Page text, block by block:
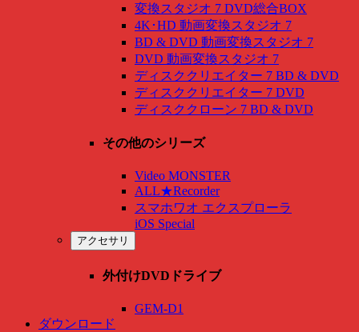
変換スタジオ 7 DVD総合BOX
4K･HD 動画変換スタジオ 7
BD & DVD 動画変換スタジオ 7
DVD 動画変換スタジオ 7
ディスククリエイター 7 BD & DVD
ディスククリエイター 7 DVD
ディスククローン 7 BD & DVD
その他のシリーズ
Video MONSTER
ALL★Recorder
スマホワオ エクスプローラ
iOS Special
アクセサリ
外付けDVDドライブ
GEM-D1
ダウンロード